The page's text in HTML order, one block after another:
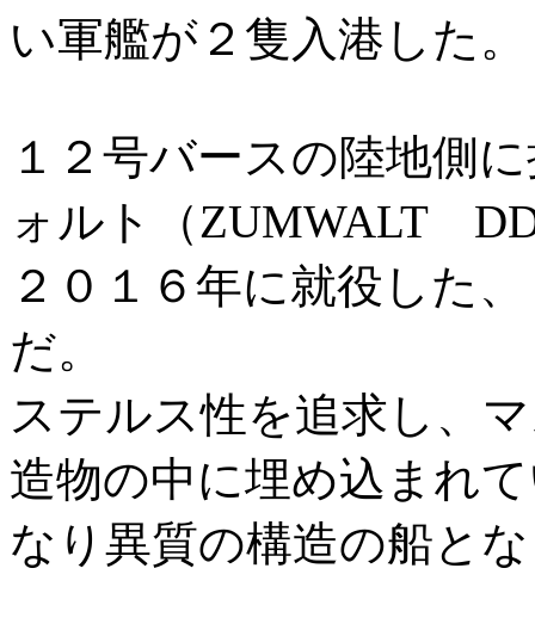
い軍艦が２隻入港した。
１２号バースの陸地側
ォルト（ZUMWALT
２０１６年に就役した
だ。
ステルス性を追求し、
造物の中に埋め込まれ
なり異質の構造の船と